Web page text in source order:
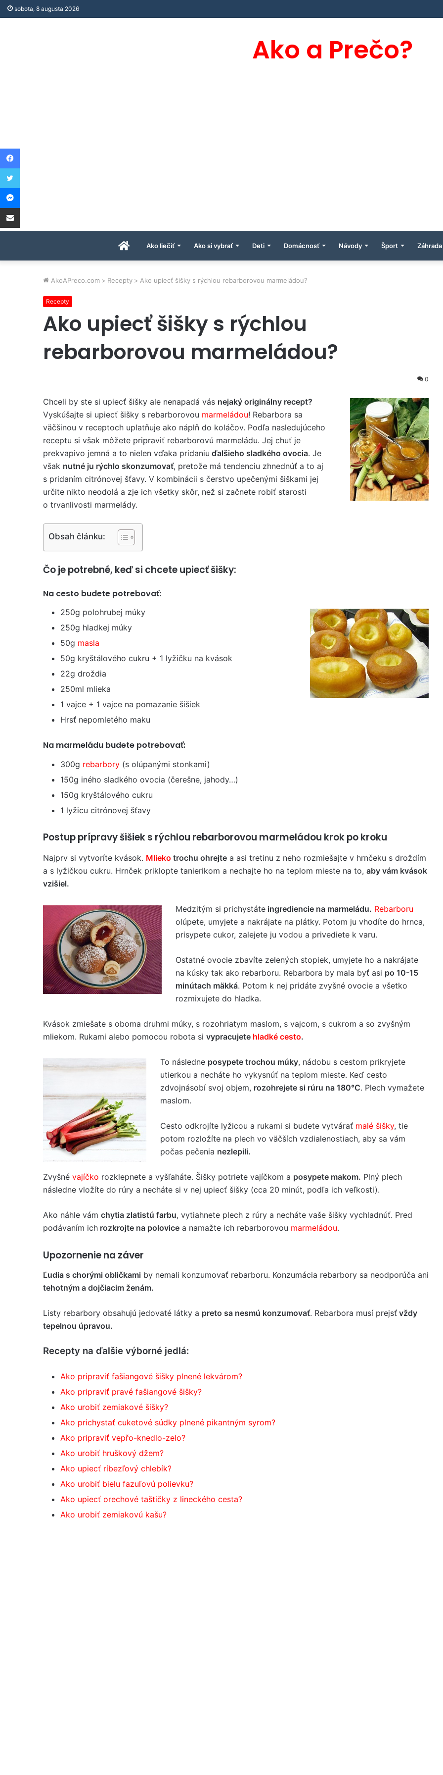
sobota, 8 augusta 2026
Ako a Prečo?
ÚvodnáAko liečiť Ako si vybrať Deti Domácnosť Návody Šport Záhrada
AkoAPreco.com > Recepty > Ako upiecť šišky s rýchlou rebarborovou marmeládou?
Recepty
Ako upiecť šišky s rýchlou
rebarborovou marmeládou?
0
Chceli by ste si upiecť šišky ale nenapadá vás nejaký originálny recept?
Vyskúšajte si upiecť šišky s rebarborovou marmeládou! Rebarbora sa
väčšinou v receptoch uplatňuje ako náplň do koláčov. Podľa nasledujúceho
receptu si však môžete pripraviť rebarborovú marmeládu. Jej chuť je
prekvapivo jemná a to nielen vďaka pridaniu ďalšieho sladkého ovocia. Je
však nutné ju rýchlo skonzumovať, pretože má tendenciu zhnednúť a to aj
s pridaním citrónovej šťavy. V kombinácii s čerstvo upečenými šiškami jej
určite nikto neodolá a zje ich všetky skôr, než si začnete robiť starosti
o trvanlivosti marmelády.
Obsah článku:
Čo je potrebné, keď si chcete upiecť šišky:
Na cesto budete potrebovať:
250g polohrubej múky
250g hladkej múky
50g masla
50g kryštálového cukru + 1 lyžičku na kvások
22g droždia
250ml mlieka
1 vajce + 1 vajce na pomazanie šišiek
Hrsť nepomletého maku
Na marmeládu budete potrebovať:
300g rebarbory (s olúpanými stonkami)
150g iného sladkého ovocia (čerešne, jahody…)
150g kryštálového cukru
1 lyžicu citrónovej šťavy
Postup prípravy šišiek s rýchlou rebarborovou marmeládou krok po kroku
Najprv si vytvoríte kvások. Mlieko trochu ohrejte a asi tretinu z neho rozmiešajte v hrnčeku s droždím
a s lyžičkou cukru. Hrnček priklopte tanierikom a nechajte ho na teplom mieste na to, aby vám kvások
vzišiel.
Medzitým si prichystáte ingrediencie na marmeládu. Rebarboru
olúpete, umyjete a nakrájate na plátky. Potom ju vhodíte do hrnca,
prisypete cukor, zalejete ju vodou a privediete k varu.
Ostatné ovocie zbavíte zelených stopiek, umyjete ho a nakrájate
na kúsky tak ako rebarboru. Rebarbora by mala byť asi po 10-15
minútach mäkká. Potom k nej pridáte zvyšné ovocie a všetko
rozmixujete do hladka.
Kvások zmiešate s oboma druhmi múky, s rozohriatym maslom, s vajcom, s cukrom a so zvyšným
mliekom. Rukami alebo pomocou robota si vypracujete hladké cesto.
To následne posypete trochou múky, nádobu s cestom prikryjete
utierkou a necháte ho vykysnúť na teplom mieste. Keď cesto
zdvojnásobí svoj objem, rozohrejete si rúru na 180°C. Plech vymažete
maslom.
Cesto odkrojíte lyžicou a rukami si budete vytvárať malé šišky, tie
potom rozložíte na plech vo väčších vzdialenostiach, aby sa vám
počas pečenia nezlepili.
Zvyšné vajíčko rozklepnete a vyšľaháte. Šišky potriete vajíčkom a posypete makom. Plný plech
následne vložíte do rúry a necháte si v nej upiecť šišky (cca 20 minút, podľa ich veľkosti).
Ako náhle vám chytia zlatistú farbu, vytiahnete plech z rúry a necháte vaše šišky vychladnúť. Pred
podávaním ich rozkrojte na polovice a namažte ich rebarborovou marmeládou.
Upozornenie na záver
Ľudia s chorými obličkami by nemali konzumovať rebarboru. Konzumácia rebarbory sa neodporúča ani
tehotným a dojčiacim ženám.
Listy rebarbory obsahujú jedovaté látky a preto sa nesmú konzumovať. Rebarbora musí prejsť vždy
tepelnou úpravou.
Recepty na ďalšie výborné jedlá:
Ako pripraviť fašiangové šišky plnené lekvárom?
Ako pripraviť pravé fašiangové šišky?
Ako urobiť zemiakové šišky?
Ako prichystať cuketové súdky plnené pikantným syrom?
Ako pripraviť vepřo-knedlo-zelo?
Ako urobiť hruškový džem?
Ako upiecť ríbezľový chlebík?
Ako urobiť bielu fazuľovú polievku?
Ako upiecť orechové taštičky z lineckého cesta?
Ako urobiť zemiakovú kašu?
Facebook
Twitter
Messenger
Share via Email